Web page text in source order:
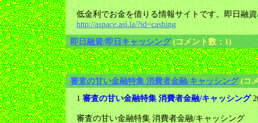
低金利でお金を借りる情報サイトです。即日融
http://aspace.asi.la/?id=cashing
即日融資/即日キャッシング(コメント数：1)
審査の甘い金融特集 消費者金融/キャッシング(コ
1審査の甘い金融特集 消費者金融/キャッシング
審査の甘い金融特集 消費者金融/キャッシング